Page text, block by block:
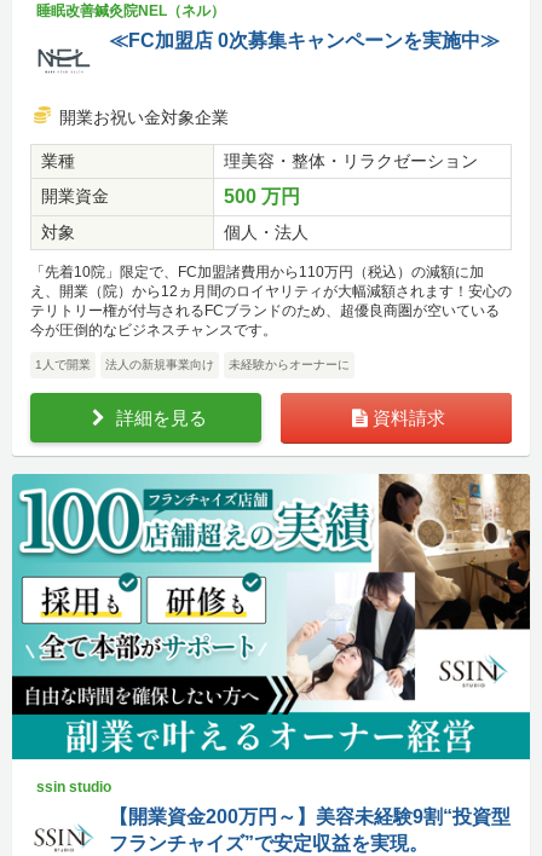
睡眠改善鍼灸院NEL（ネル）
≪FC加盟店 0次募集キャンペーンを実施中≫
開業お祝い金対象企業
業種
理美容・整体・リラクゼーション
開業資金
500 万円
対象 個人・法人
「先着10院」限定で、FC加盟諸費用から110万円（税込）の減額に加
え、開業（院）から12ヵ月間のロイヤリティが大幅減額されます！安心の
テリトリー権が付与されるFCブランドのため、超優良商圏が空いている
今が圧倒的なビジネスチャンスです。
1人で開業 法人の新規事業向け 未経験からオーナーに
詳細を見る 資料請求
ssin studio
【開業資金200万円～】美容未経験9割“投資型
フランチャイズ”で安定収益を実現。